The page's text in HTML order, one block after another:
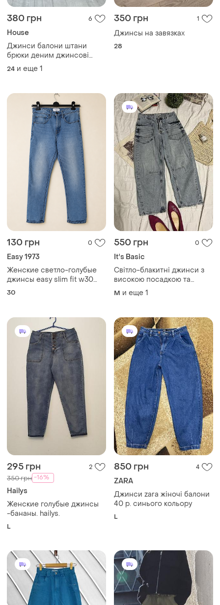
380 грн 6
House
Джинси балони штани
брюки деним джинсові
джинси
24 и еще 1
350 грн 1
Джинсы на завязках
28
130 грн 0
Easy 1973
Женские светло-голубые
джинсы easy slim fit w30
прямые мом бананы
30
550 грн 0
It's Basic
Світло-блакитні джинси з
високою посадкою та
об'ємними накладними
кишенями
M и еще 1
295 грн 2
350 грн -16%
Hailys
Женские голубые джинсы
-бананы. hailys.
L
850 грн 4
ZARA
Джинси zara жіночі балони
40 р. синього кольору
L